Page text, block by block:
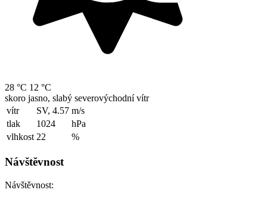
28 °C 12 °C
skoro jasno, slabý severovýchodní vítr
vítr
SV, 4.57 m/s
tlak
1024
hPa
vlhkost 22 %
Návštěvnost
Návštěvnost: